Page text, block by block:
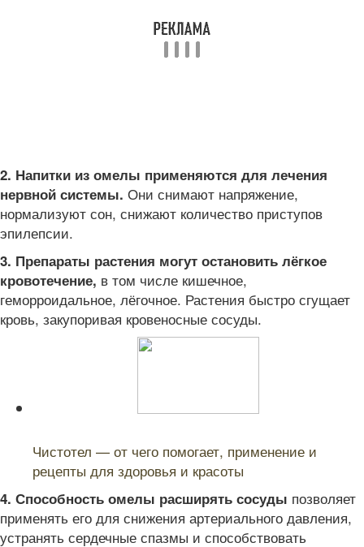
2. Напитки из омелы применяются для лечения
нервной системы. Они снимают напряжение,
нормализуют сон, снижают количество приступов
эпилепсии.
3. Препараты растения могут остановить лёгкое
кровотечение, в том числе кишечное,
геморроидальное, лёгочное. Растения быстро сгущает
кровь, закупоривая кровеносные сосуды.
Чистотел — от чего помогает, применение и
рецепты для здоровья и красоты
4. Способность омелы расширять сосуды позволяет
применять его для снижения артериального давления,
устранять сердечные спазмы и способствовать